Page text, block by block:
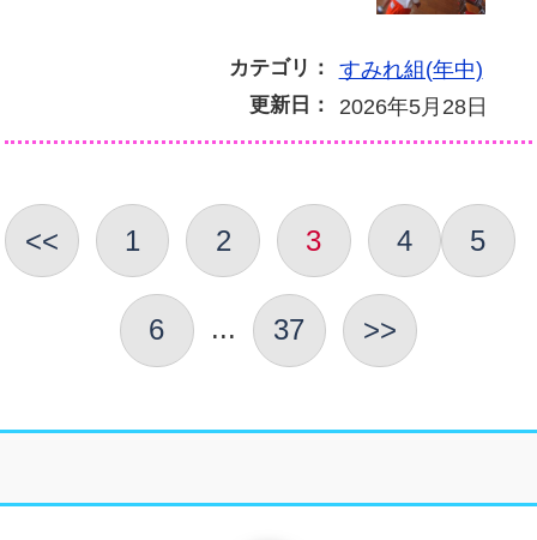
カテゴリ： すみれ組(年中)
更新日： 2026年5月28日
<< 1 2 3 4 5
6 ... 37 >>